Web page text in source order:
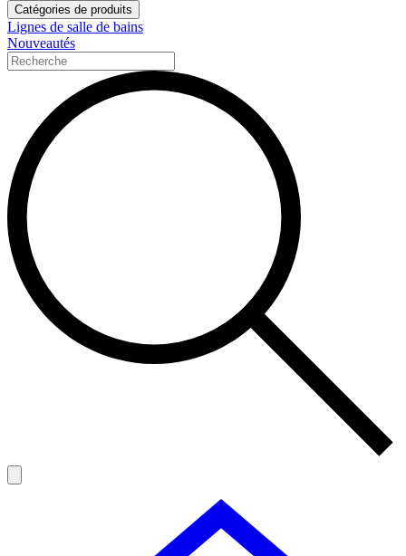
Catégories de produits
Lignes de salle de bains
Nouveautés